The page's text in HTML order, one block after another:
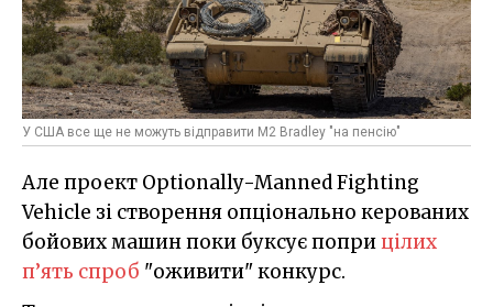
У США все ще не можуть відправити M2 Bradley "на пенсію"
Але проект Optionally-Manned Fighting
Vehicle зі створення опціонально керованих
бойових машин поки буксує поприцілих
п’ять спроб "оживити" конкурс.